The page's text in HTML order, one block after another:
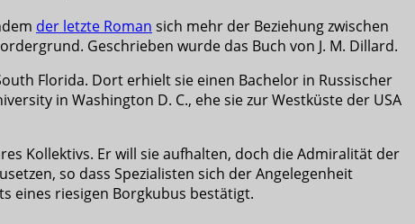
der letzte Roman sich mehr der Beziehung zwischen
Geschrieben wurde das Buch von J. M. Dillard.
Florida. Dort erhielt sie einen Bachelor in Russischer
in Washington D. C., ehe sie zur Westküste der USA
Kollektivs. Er will sie aufhalten, doch die Admiralität der
so dass Spezialisten sich der Angelegenheit
eines riesigen Borgkubus bestätigt.